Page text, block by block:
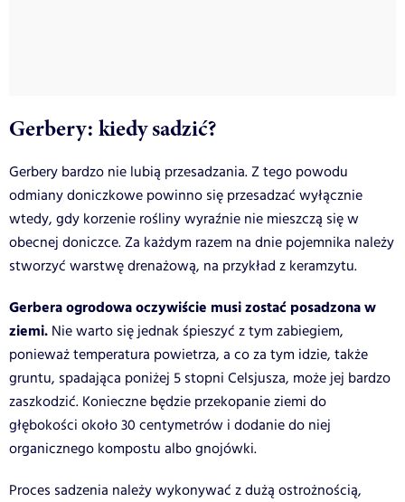
Gerbery: kiedy sadzić?
Gerbery bardzo nie lubią przesadzania. Z tego powodu
odmiany doniczkowe powinno się przesadzać wyłącznie
wtedy, gdy korzenie rośliny wyraźnie nie mieszczą się w
obecnej doniczce. Za każdym razem na dnie pojemnika należy
stworzyć warstwę drenażową, na przykład z keramzytu.
Gerbera ogrodowa oczywiście musi zostać posadzona w
ziemi. Nie warto się jednak śpieszyć z tym zabiegiem,
ponieważ temperatura powietrza, a co za tym idzie, także
gruntu, spadająca poniżej 5 stopni Celsjusza, może jej bardzo
zaszkodzić. Konieczne będzie przekopanie ziemi do
głębokości około 30 centymetrów i dodanie do niej
organicznego kompostu albo gnojówki.
Proces sadzenia należy wykonywać z dużą ostrożnością,